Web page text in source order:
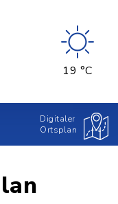
19 °C
Digitaler
Ortsplan